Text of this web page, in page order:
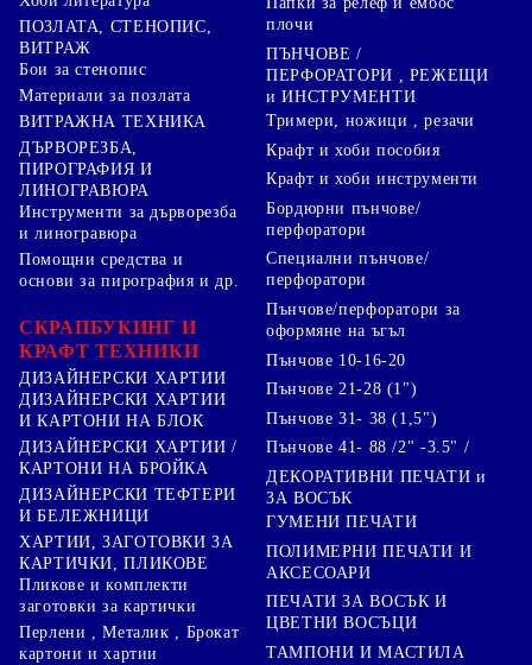
ПОЗЛАТА, СТЕНОПИС,
ВИТРАЖ
Бои за стенопис
Материали за позлата
ВИТРАЖНА ТЕХНИКА
ДЪРВОРЕЗБА,
ПИРОГРАФИЯ И
ЛИНОГРАВЮРА
Инструменти за дърворезба
и линогравюра
Помощни средства и
основи за пирография и др.
СКРАПБУКИНГ И
КРАФТ ТЕХНИКИ
ДИЗАЙНЕРСКИ ХАРТИИ
ДИЗАЙНЕРСКИ ХАРТИИ
И КАРТОНИ НА БЛОК
ДИЗАЙНЕРСКИ ХАРТИИ /
КАРТОНИ НА БРОЙКА
ДИЗАЙНЕРСКИ ТЕФТЕРИ
И БЕЛЕЖНИЦИ
ХАРТИИ, ЗАГОТОВКИ ЗА
КАРТИЧКИ, ПЛИКОВЕ
Пликове и комплекти
заготовки за картички
Перлени , Металик , Брокат
картони и хартии
плочи
ПЪНЧОВЕ /
ПЕРФОРАТОРИ , РЕЖЕЩИ
и ИНСТРУМЕНТИ
Тримери, ножици , резачи
Крафт и хоби пособия
Крафт и хоби инструменти
Бордюрни пънчове/
перфоратори
Специални пънчове/
перфоратори
Пънчове/перфоратори за
оформяне на ъгъл
Пънчове 10-16-20
Пънчове 21-28 (1")
Пънчове 31- 38 (1,5")
Пънчове 41- 88 /2" -3.5" /
ДЕКОРАТИВНИ ПЕЧАТИ и
ЗА ВОСЪК
ГУМЕНИ ПЕЧАТИ
ПОЛИМЕРНИ ПЕЧАТИ И
АКСЕСОАРИ
ПЕЧАТИ ЗА ВОСЪК И
ЦВЕТНИ ВОСЪЦИ
ТАМПОНИ И МАСТИЛА